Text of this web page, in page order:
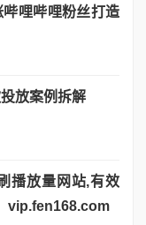
哩哔哩粉丝打造
放案例拆解
播放量网站,有效
vip.fen168.com